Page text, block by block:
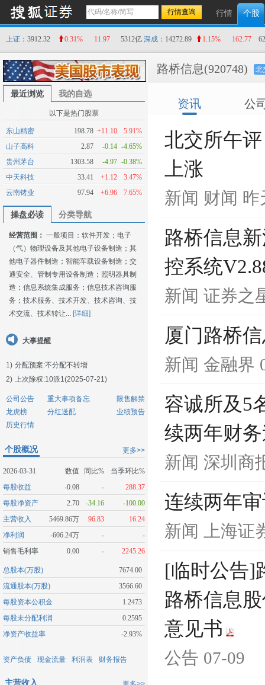
行情 个股
上证 ：3912.32 0.31% 11.97 5312亿 深成 ：14272.89 1.15% 162.77
最近浏览 我的自选
以下是热门股票
东山精密 198.78 +11.10
5.91%
山子高科
2.87 -0.14 -4.65%
贵州茅台
1303.58 -4.97 -0.38%
中天科技
33.41 +1.12
3.47%
云南锗业
97.94 +6.96 7.65%
操盘必读 分类导航
经营范围： 一般项目：软件开发；电子
（气）物理设备及其他电子设备制造；其
他电子器件制造；智能车载设备制造；交
通安全、管制专用设备制造；照明器具制
造；信息系统集成服务；信息技术咨询服
务；技术服务、技术开发、技术咨询、技
术交流、技术转让... [详细]
大事提醒
1) 分配预案:不分配不转增
2) 上次除权:10派1(2025-07-21)
公司公告 重大事项备忘
限售解禁
龙虎榜
分红送配
业绩预告
历史行情
更多>>
个股概况
2026-03-31 数值 同比%
当季环比%
每股收益
-0.08 -
288.37
每股净资产
2.70 -34.16
-100.00
主营收入
5469.86万 96.83
16.24
净利润
-606.24万 -
-
销售毛利率
0.00 - 2245.26
总股本(万股)
7674.00
流通股本(万股)
3566.60
每股资本公积金
1.2473
每股未分配利润
0.2595
净资产收益率
-2.93%
资产负债 现金流量 利润表 财务报告
主营收入
路桥信息(920748) 北
资讯 公
北交所午
上涨
新闻 财闻 昨
路桥信息
控系统
新闻 证券之
厦门路桥
新闻 金融界
容诚所及5
续两年财
新闻 深圳商
连续两年
新闻 上海证
[临时公告]
路桥信息
意见书
公告 07-09